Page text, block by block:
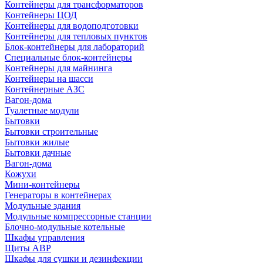
Контейнеры для трансформаторов
Контейнеры ЦОД
Контейнеры для водоподготовки
Контейнеры для тепловых пунктов
Блок-контейнеры для лабораторий
Специальные блок-контейнеры
Контейнеры для майнинга
Контейнеры на шасси
Контейнерные АЗС
Вагон-дома
Туалетные модули
Бытовки
Бытовки строительные
Бытовки жилые
Бытовки дачные
Вагон-дома
Кожухи
Мини-контейнеры
Генераторы в контейнерах
Модульные здания
Модульные компрессорные станции
Блочно-модульные котельные
Шкафы управления
Щиты АВР
Шкафы для сушки и дезинфекции